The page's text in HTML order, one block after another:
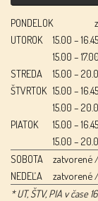
PONDELOK
UTOROK
15.00 – 16.45
15.00 –
STREDA
15.00 –
ŠTVRTOK 15.00 – 16.45
15.00 –
PIATOK
15.00 – 16.45
15.00 –
SOBOTA
zatvorené
NEDEĽA
zatvorené
* UT, ŠTV, PIA v čase